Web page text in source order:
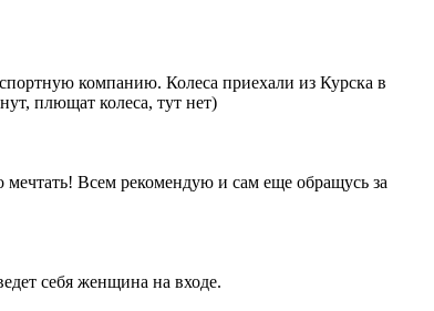
компанию. Колеса приехали из Курска в
плющат колеса, тут нет)
Всем рекомендую и сам еще обращусь за
себя женщина на входе.